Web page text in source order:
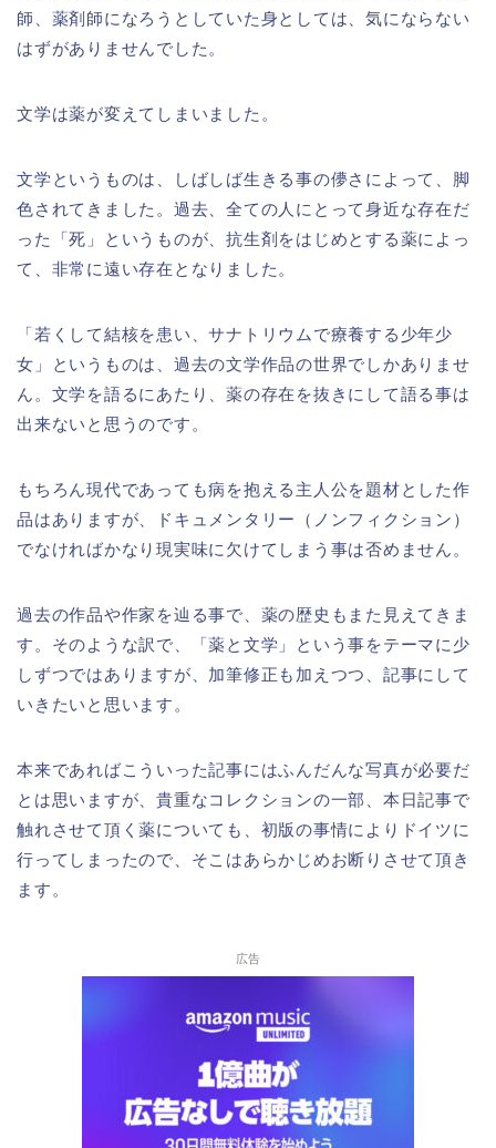
師、薬剤師になろうとしていた身としては、気にならない
はずがありませんでした。
文学は薬が変えてしまいました。
文学というものは、しばしば生きる事の儚さによって、脚
色されてきました。過去、全ての人にとって身近な存在だ
った「死」というものが、抗生剤をはじめとする薬によっ
て、非常に遠い存在となりました。
「若くして結核を患い、サナトリウムで療養する少年少
女」というものは、過去の文学作品の世界でしかありませ
ん。文学を語るにあたり、薬の存在を抜きにして語る事は
出来ないと思うのです。
もちろん現代であっても病を抱える主人公を題材とした作
品はありますが、ドキュメンタリー（ノンフィクション）
でなければかなり現実味に欠けてしまう事は否めません。
過去の作品や作家を辿る事で、薬の歴史もまた見えてきま
す。そのような訳で、「薬と文学」という事をテーマに少
しずつではありますが、加筆修正も加えつつ、記事にして
いきたいと思います。
本来であればこういった記事にはふんだんな写真が必要だ
とは思いますが、貴重なコレクションの一部、本日記事で
触れさせて頂く薬についても、初版の事情によりドイツに
行ってしまったので、そこはあらかじめお断りさせて頂き
ます。
広告